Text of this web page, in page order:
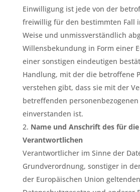
Einwilligung ist jede von der
freiwillig für den bestimmten Fall
Weise und unmissverständlich
Willensbekundung in Form einer
einer sonstigen eindeutigen
Handlung, mit der die betroffene
verstehen gibt, dass sie mit der
betreffenden personenbezogenen
einverstanden ist.
Name und Anschrift des für
Verantwortlichen
Verantwortlicher im Sinne der
Grundverordnung, sonstiger in
der Europäischen Union geltenden